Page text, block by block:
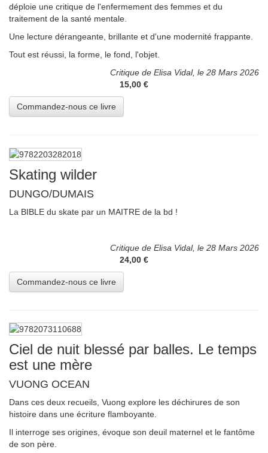
déploie une critique de l'enfermement des femmes et du
traitement de la santé mentale.
Une lecture dérangeante, brillante et d'une modernité frappante.
Tout est réussi, la forme, le fond, l'objet.
Critique de Elisa Vidal, le 28 Mars 2026
15,00 €
Skating wilder
DUNGO/DUMAIS
La BIBLE du skate par un MAITRE de la bd !
Critique de Elisa Vidal, le 28 Mars 2026
24,00 €
Ciel de nuit blessé par balles. Le temps
est une mère
VUONG OCEAN
Dans ces deux recueils, Vuong explore les déchirures de son
histoire dans une écriture flamboyante.
Il interroge ses origines, évoque son deuil maternel et le fantôme
de son père.